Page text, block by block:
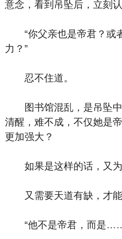
意念，看到吊坠后，立刻认
“你父亲也是帝君？或
力？”
忍不住道。
图书馆混乱，是吊坠中
清醒，难不成，不仅她是
更加强大？
如果是这样的话，又为
又需要天道有缺，才能
“他不是帝君，而是……